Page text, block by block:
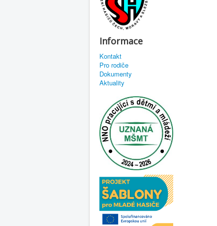
Informace
Kontakt
Pro rodiče
Dokumenty
Aktuality